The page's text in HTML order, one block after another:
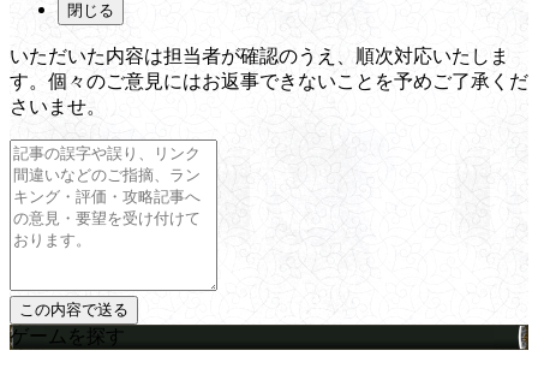
閉じる
いただいた内容は担当者が確認のうえ、順次対応いたしま
す。個々のご意見にはお返事できないことを予めご了承くだ
さいませ。
ゲームを探す